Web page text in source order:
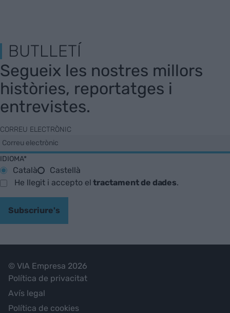
BUTLLETÍ
Segueix les nostres millors
històries, reportatges i
entrevistes.
CORREU ELECTRÒNIC
IDIOMA*
Català
Castellà
He llegit i accepto eltractament de dades.
Subscriure's
© VIA Empresa 2026
Política de privacitat
Avís legal
Política de cookies